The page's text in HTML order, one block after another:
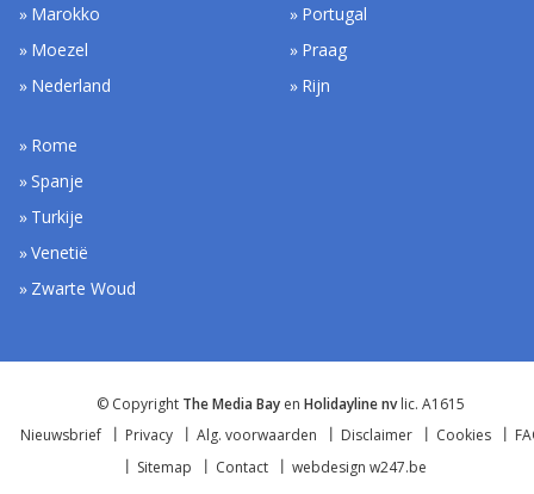
Marokko
Moezel
Nederland
Portugal
Praag
Rijn
Rome
Spanje
Turkije
Venetië
Zwarte Woud
© Copyright The Media Bay en Holidayline nvlic. A1615
Nieuwsbrief
Privacy Alg. voorwaarden Disclaimer Cookies
Sitemap
Contact webdesign w247.be